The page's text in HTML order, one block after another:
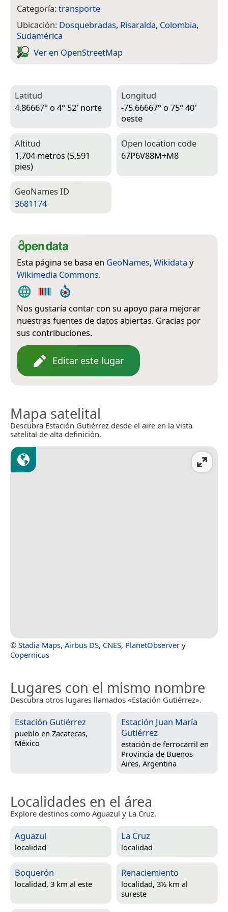
Categoría:transporte
Ubicación: Dosquebradas, Risaralda, Colombia,
Sudamérica
Ver en Open­Street­Map
Latitud
4.86667° o 4° 52′ norte
Longitud
-75.66667° o 75° 40′
oeste
Altitud
1,704 metros (5,591
pies)
Open location code
67P6V88M+M8
Geo­Names ID
3681174
Esta página se basa en GeoNames, Wikidata y
Wikimedia Commons.
Nos gustaría contar con su apoyo para mejorar
nuestras fuentes de datos abiertas. Gracias por
sus contribuciones.
Editar este lugar
Mapa satelital
Descubra Estación Gutiérrez desde el aire en la vista
satelital de alta definición.
© Stadia Maps, Airbus DS, CNES, PlanetObserver y
Copernicus
Lugares con el mismo nombre
Descubra otros lugares llamados «Estación Gutiérrez».
Estación Gutiérrez
pueblo en Zacatecas,
México
Estación Juan María
Gutiérrez
estación de ferrocarril en
Provincia de Buenos
Aires, Argentina
Localidades en el área
Explore destinos como Aguazul y La Cruz.
Aguazul
localidad
La Cruz
localidad
Boquerón
localidad, 3 km al este
Renaciemiento
localidad, 3½ km al
sureste